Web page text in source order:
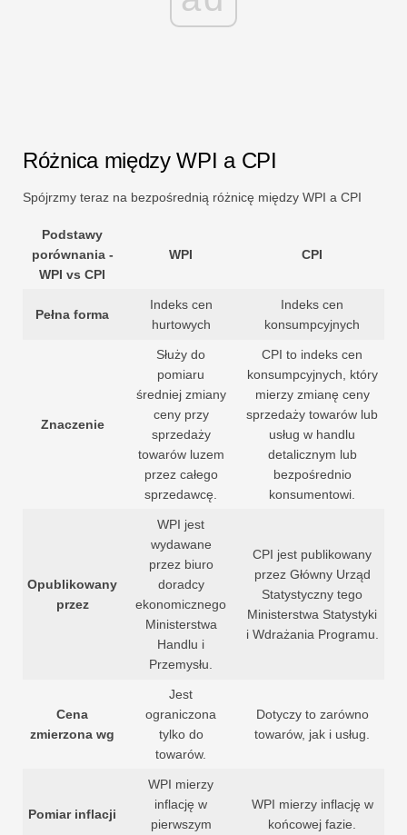
Różnica między WPI a CPI
Spójrzmy teraz na bezpośrednią różnicę między WPI a CPI
Podstawy
porównania -
WPI vs CPI
WPI CPI
Pełna forma
Indeks cen
hurtowych
Indeks cen
konsumpcyjnych
Znaczenie
Służy do
pomiaru
średniej zmiany
ceny przy
sprzedaży
towarów luzem
przez całego
sprzedawcę.
CPI to indeks cen
konsumpcyjnych, który
mierzy zmianę ceny
sprzedaży towarów lub
usług w handlu
detalicznym lub
bezpośrednio
konsumentowi.
Opublikowany
przez
WPI jest
wydawane
przez biuro
doradcy
ekonomicznego
Ministerstwa
Handlu i
Przemysłu.
CPI jest publikowany
przez Główny Urząd
Statystyczny tego
Ministerstwa Statystyki
i Wdrażania Programu.
Cena
zmierzona wg
Jest
ograniczona
tylko do
towarów.
Dotyczy to zarówno
towarów, jak i usług.
Pomiar inflacji
WPI mierzy
inflację w
pierwszym
WPI mierzy inflację w
końcowej fazie.